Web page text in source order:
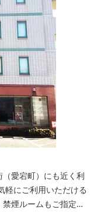
愛宕町）にも近く利
軽にご利用いただける
煙ルームもご指定い